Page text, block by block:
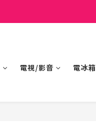
電視/影音 電冰箱